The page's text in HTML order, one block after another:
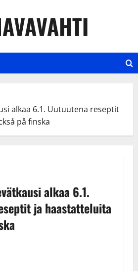
alkaa 6.1. Uutuutena reseptit
på finska
alkaa 6.1.
ja haastatteluita